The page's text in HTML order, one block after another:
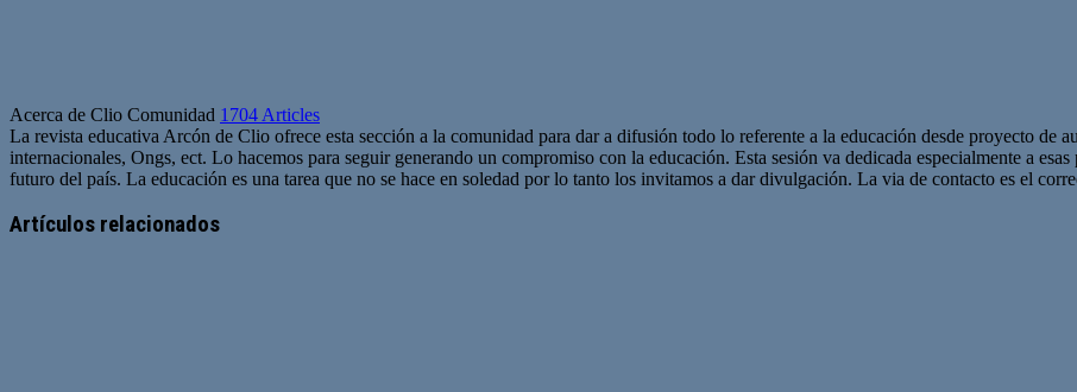
Acerca de Clio Comunidad 1704 Articles
La revista educativa Arcón de Clio ofrece esta sección a la comunidad para dar a difusión todo lo referente a la educación desde proyecto de
internacionales, Ongs, ect. Lo hacemos para seguir generando un compromiso con la educación. Esta sesión va dedicada especialmente a
futuro del país. La educación es una tarea que no se hace en soledad por lo tanto los invitamos a dar divulgación. La via de contacto es el
web
Artículos relacionados